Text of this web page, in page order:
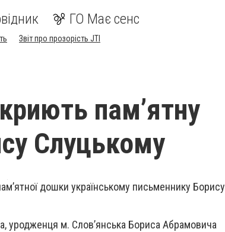
ГО Має сенс
Звіт про прозорість JTI
пам’ятну
Слуцькому
дошки українському письменнику Борису
уродженця м. Слов’янська Бориса Абрамовича